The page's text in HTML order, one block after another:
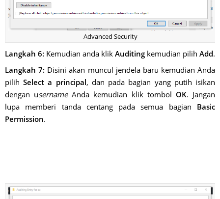
Advanced Security
Langkah 6: Kemudian anda klik Auditing kemudian pilih Add.
Langkah 7: Disini akan muncul jendela baru kemudian Anda
pilihSelect a principal, dan pada bagian yang putih isikan
dengan usernameAnda kemudian klik tombol OK. Jangan
lupa memberi tanda centang pada semua bagian Basic
Permission.